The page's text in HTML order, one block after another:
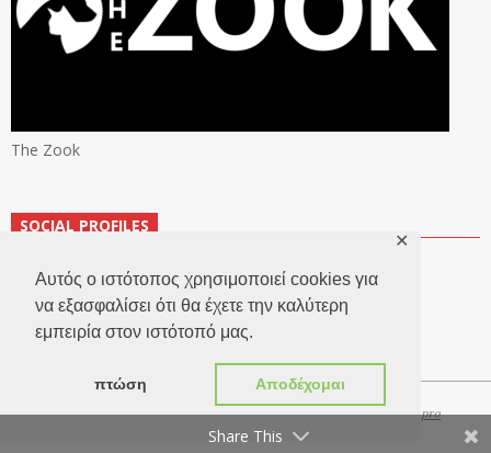
Αυτός ο ιστότοπος χρησιμοποιεί cookies για
να εξασφαλίσει ότι θα έχετε την καλύτερη
εμπειρία στον ιστότοπό μας.
πτώση Αποδέχομαι
✕
The Zook
SOCIAL PROFILES
Copyright 2026 © TheLook.gr | Κατασκευή ιστοσελίδωνWebsitepro
Share This